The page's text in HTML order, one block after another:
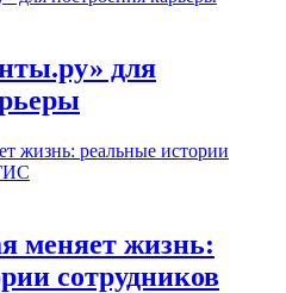
для
меняет жизнь:
сотрудников